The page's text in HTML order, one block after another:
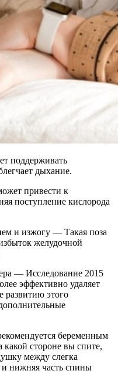
поддерживать
дыхание.
привести к
поступление кислорода
и изжогу — Такая поза
желудочной
— Исследование 2015
эффективно удаляет
развитию этого
беременным
стороне вы спите,
между слегка
нижняя часть спины